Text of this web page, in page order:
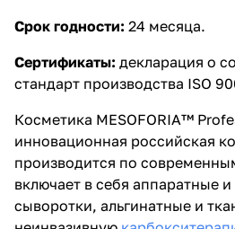
Срок годности: 24 месяца.
Сертификаты: декларация о
стандарт производства ISO
Косметика MESOFORIA™
инновационная российская
производится по
включает в себя аппаратные
сыворотки, альгинатные и